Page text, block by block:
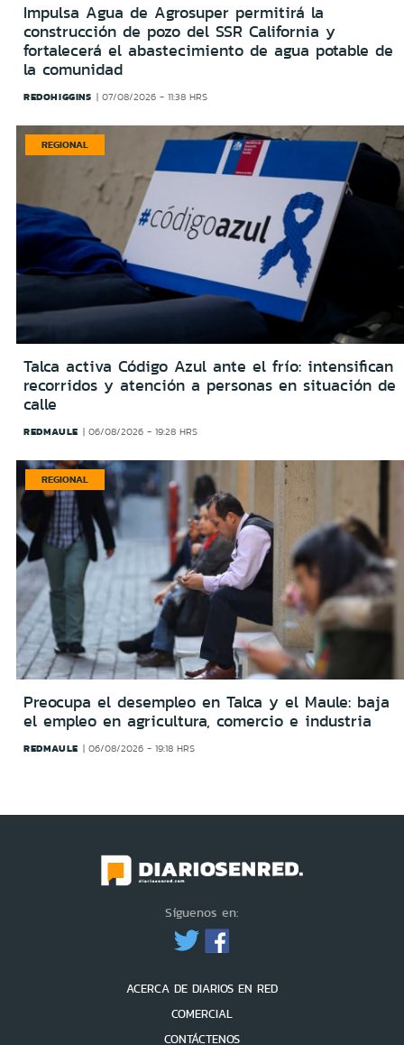
Impulsa Agua de Agrosuper permitirá la
construcción de pozo del SSR California y
fortalecerá el abastecimiento de agua potable de
la comunidad
REDOHIGGINS 07/08/2026 - 11:38 HRS
REGIONAL
Talca activa Código Azul ante el frío: intensifican
recorridos y atención a personas en situación de
calle
REDMAULE 06/08/2026 - 19:28 HRS
REGIONAL
Preocupa el desempleo en Talca y el Maule: baja
el empleo en agricultura, comercio e industria
REDMAULE 06/08/2026 - 19:18 HRS
Síguenos en:
ACERCA DE DIARIOS EN RED
COMERCIAL
CONTÁCTENOS